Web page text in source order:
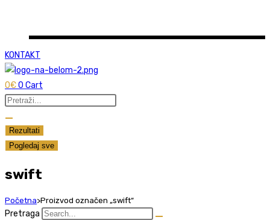
KONTAKT
0€0 Cart
Search
Rezultati
Pogledaj sve
swift
Početna>Proizvod označen „swift“
Pretraga